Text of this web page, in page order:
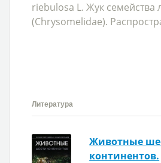
riebulosa L. Жук семейства
(Chrysomelidae).
Литература
Животные
континентов.